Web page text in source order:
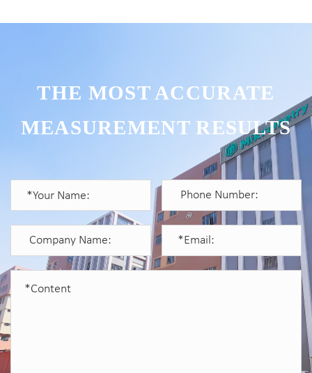
THE MOST ACCURATE
MEASUREMENT RESULTS